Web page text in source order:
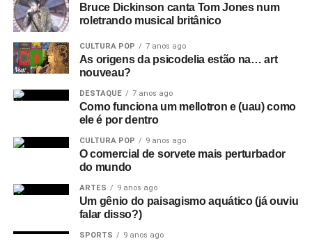
sentido político, tipo a resistência francesa. Mas esse era
um underground cultural. Eles eram a resistência contra
tudo isso lá fora.
O que era que havia de tão especial no Joy Division?
Eles eram simplesmente poderosos demais. Eu sabia
que eles iam bombar. Não havia motivo para pensar isso,
na verdade, só tinha umas dez pessoas no Factory Club.
Eu não conseguia acreditar. Eu simplesmente sabia que
aquilo era a nova onda. Era isso. Eles eram muito mais
do que o punk tinha se tornado, que basicamente era só
uma banda para substituir as bandas de pub rock. Aquilo
era algo maior e artisticamente mais significativo do que o
punk. Pelo menos para mim.
Bruce Dickinson canta Tom Jones num
roletrando musical britânico
CULTURA POP 7 anos ago
As origens da psicodelia estão na… art
nouveau?
DESTAQUE 7 anos ago
Como funciona um mellotron e (uau) como
ele é por dentro
CULTURA POP 9 anos ago
O comercial de sorvete mais perturbador
do mundo
ARTES 9 anos ago
Um gênio do paisagismo aquático (já ouviu
falar disso?)
SPORTS 9 anos ago